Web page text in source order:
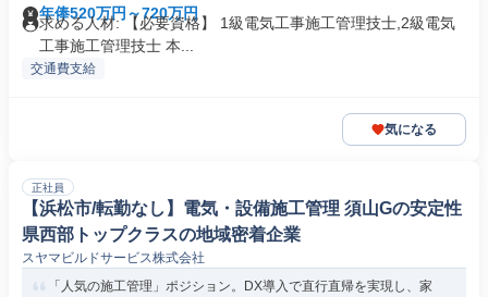
年俸520万円～720万円
求める人材: 【必要資格】 1級電気工事施工管理技士,2級電気
工事施工管理技士 本...
交通費支給
気になる
正社員
【浜松市/転勤なし】電気・設備施工管理 須山Gの安定性
県西部トップクラスの地域密着企業
スヤマビルドサービス株式会社
「人気の施工管理」ポジション。DX導入で直行直帰を実現し、家